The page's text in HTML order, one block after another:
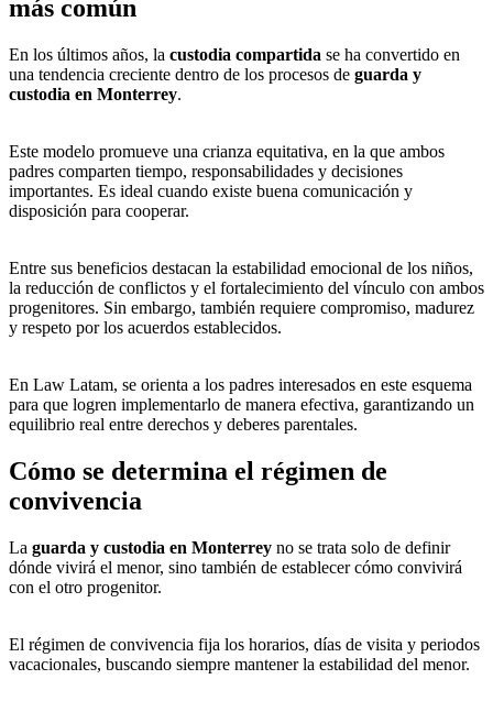
más común
En los últimos años, la custodia compartida se ha convertido en
una tendencia creciente dentro de los procesos de guarda y
custodia en Monterrey.
Este modelo promueve una crianza equitativa, en la que ambos
padres comparten tiempo, responsabilidades y decisiones
importantes. Es ideal cuando existe buena comunicación y
disposición para cooperar.
Entre sus beneficios destacan la estabilidad emocional de los niños,
la reducción de conflictos y el fortalecimiento del vínculo con ambos
progenitores. Sin embargo, también requiere compromiso, madurez
y respeto por los acuerdos establecidos.
En Law Latam, se orienta a los padres interesados en este esquema
para que logren implementarlo de manera efectiva, garantizando un
equilibrio real entre derechos y deberes parentales.
Cómo se determina el régimen de
convivencia
La guarda y custodia en Monterrey no se trata solo de definir
dónde vivirá el menor, sino también de establecer cómo convivirá
con el otro progenitor.
El régimen de convivencia fija los horarios, días de visita y periodos
vacacionales, buscando siempre mantener la estabilidad del menor.